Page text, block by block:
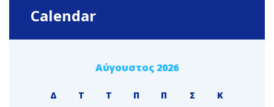
Calendar
Αύγουστος 2026
Δ Τ Τ Π Π Σ
Κ